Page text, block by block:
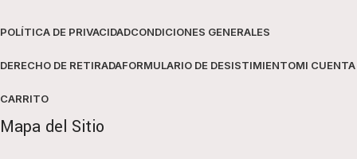
POLÍTICA DE PRIVACIDADCONDICIONES GENERALES
DERECHO DE RETIRADAFORMULARIO DE DESISTIMIENTOMI CUENTA
CARRITO
Mapa del Sitio